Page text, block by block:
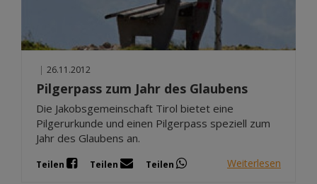
| 26.11.2012
Pilgerpass zum Jahr des Glaubens
Die Jakobsgemeinschaft Tirol bietet eine
Pilgerurkunde und einen Pilgerpass speziell zum
Jahr des Glaubens an.
Teilen Teilen Teilen Weiterlesen